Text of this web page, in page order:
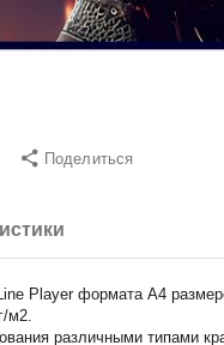
Поделиться
Player формата А4
м2.
различными типами